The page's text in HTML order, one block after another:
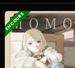
EN COURS